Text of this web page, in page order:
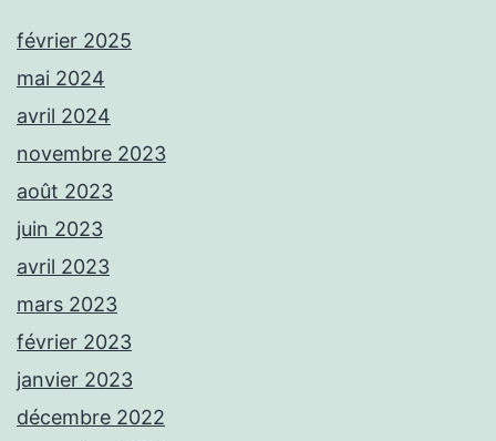
février 2025
mai 2024
avril 2024
novembre 2023
août 2023
juin 2023
avril 2023
mars 2023
février 2023
janvier 2023
décembre 2022